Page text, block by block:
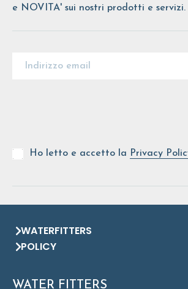
e NOVITA' sui nostri prodotti e servizi.
Ho letto e accetto la Privacy
WATERFITTERS
POLICY
WATER FITTERS